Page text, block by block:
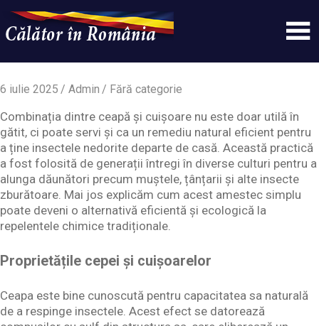
content
Calatorinromania
simplu
WordPress
6 iulie 2025 Admin Fără categorie
Combinația dintre ceapă și cuișoare nu este doar utilă în
gătit, ci poate servi și ca un remediu natural eficient pentru
a ține insectele nedorite departe de casă. Această practică
a fost folosită de generații întregi în diverse culturi pentru a
alunga dăunători precum muștele, țânțarii și alte insecte
zburătoare. Mai jos explicăm cum acest amestec simplu
poate deveni o alternativă eficientă și ecologică la
repelentele chimice tradiționale.
Proprietățile cepei și cuișoarelor
Ceapa este bine cunoscută pentru capacitatea sa naturală
de a respinge insectele. Acest efect se datorează